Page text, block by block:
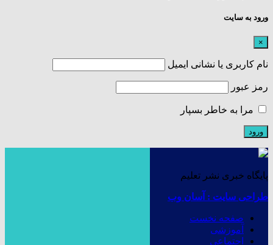
ورود به سایت
×
نام کاربری یا نشانی ایمیل
رمز عبور
مرا به خاطر بسپار
پایگاه خبری نشر تعلیم
طراحی سایت : آسان وب
صفحه نخست
آموزشی
اجتماعی